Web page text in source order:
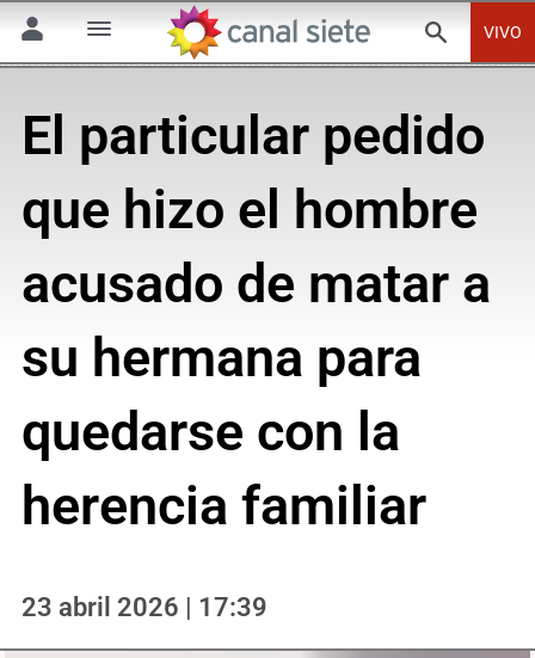
VIVO
El particular pedido
que hizo el hombre
acusado de matar a
su hermana para
quedarse con la
herencia familiar
23 abril 2026 | 17:39